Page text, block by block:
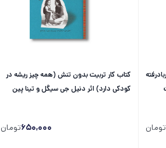
تومان
کتاب کار تربیت بدون تنش (همه چیز ریشه در
کودکی دارد) اثر دنیل جی سیگل و تینا پین
650,000تومان